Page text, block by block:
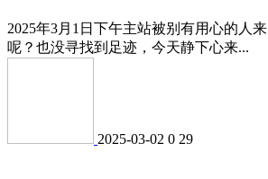
2025年3月1日下午主站被别有用心的人
呢？也没寻找到足迹，今天静下心来...
2025-03-02 0 29